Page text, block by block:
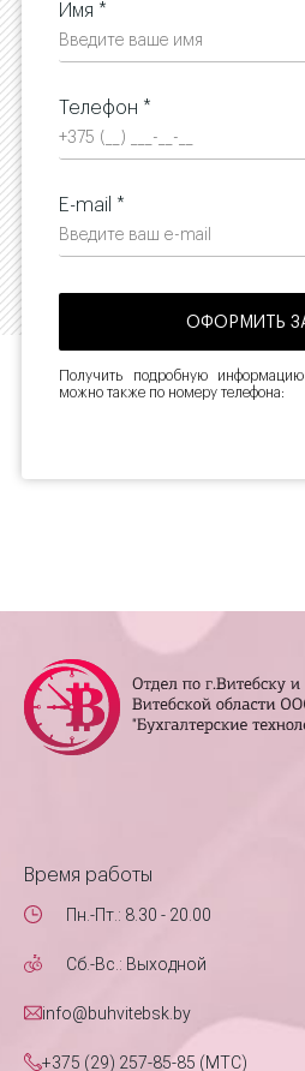
Имя *
Телефон *
E-mail *
Получить подробную информацию
можно также по номеру телефона:
Время работы
Пн.-Пт.: 8.30 - 20.00
Сб.-Вс.: Выходной
info@buhvitebsk.by
+375 (29) 257-85-85 (MTC)